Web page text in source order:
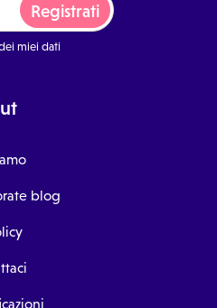
Registrati
miei dati
blog